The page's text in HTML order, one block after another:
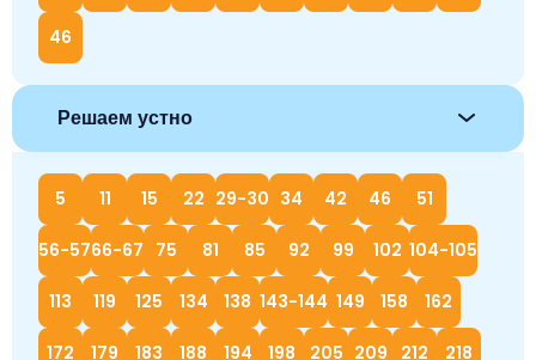
46
Решаем устно
5 11 15 22 29-30 34 42 46 51
56-5766-67 75 81 85 92 99 102 104-105
113 119 125 134 138 143-144 149 158 162
172 179 183 188 194 198 205 209 212 218